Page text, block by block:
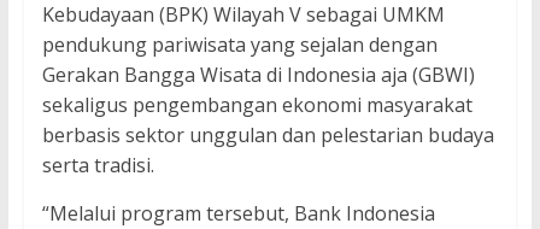
Kebudayaan (BPK) Wilayah V sebagai UMKM
pendukung pariwisata yang sejalan dengan
Gerakan Bangga Wisata di Indonesia aja (GBWI)
sekaligus pengembangan ekonomi masyarakat
berbasis sektor unggulan dan pelestarian budaya
serta tradisi.
“Melalui program tersebut, Bank Indonesia